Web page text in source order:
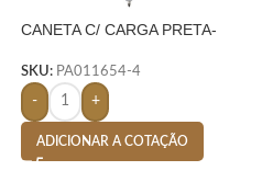
CANETA C/ CARGA PRETA-
SKU: PA011654-4
- +
ADICIONAR A COTAÇÃO